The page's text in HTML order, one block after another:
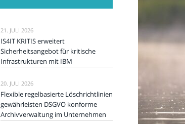
21. JULI 2026
IS4IT KRITIS erweitert
Sicherheitsangebot für kritische
Infrastrukturen mit IBM
20. JULI 2026
Flexible regelbasierte Löschrichtlinien
gewährleisten DSGVO konforme
Archivverwaltung im Unternehmen